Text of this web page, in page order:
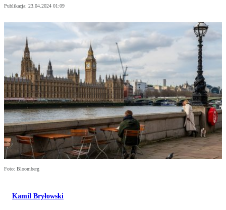
Publikacja: 23.04.2024 01:09
Foto: Bloomberg
Kamil Bryłowski